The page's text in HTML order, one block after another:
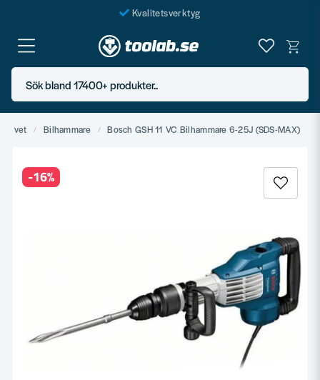
Kvalitetsverktyg
Fraktfritt över 999 SEK*
En järnhandel för alla
Butik i Göteborg
Sök bland 17400+ produkter..
Bilhammare Bosch GSH 11 VC Bilhammare 6-25J (SDS-MAX)
-16%